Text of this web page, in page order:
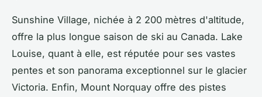
Sunshine Village, nichée à 2 200 mètres d'altitude,
offre la plus longue saison de ski au Canada. Lake
Louise, quant à elle, est réputée pour ses vastes
pentes et son panorama exceptionnel sur le glacier
Victoria. Enfin, Mount Norquay offre des pistes